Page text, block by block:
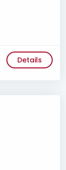
Details